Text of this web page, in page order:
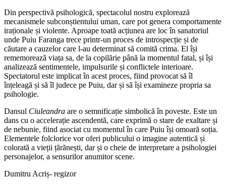
Din perspectivă psihologică, spectacolul nostru explorează
mecanismele subconștientului uman, care pot genera comportamente
iraționale și violente. Aproape toată acțiunea are loc în sanatoriul
unde Puiu Faranga trece printr-un proces de introspecție și de
căutare a cauzelor care l-au determinat să comită crima. El își
rememorează viața sa, de la copilărie până la momentul fatal, și își
analizează sentimentele, impulsurile și conflictele interioare.
Spectatorul este implicat în acest proces, fiind provocat să îl
înțeleagă și să îl judece pe Puiu, dar și să își examineze propria sa
psihologie.
Dansul Ciuleandra are o semnificație simbolică în poveste. Este un
dans cu o accelerație ascendentă, care exprimă o stare de exaltare și
de nebunie, fiind asociat cu momentul în care Puiu își omoară soția.
Elementele folclorice vor oferi publicului o imagine autentică și
colorată a vieții țărănești, dar și o cheie de interpretare a psihologiei
personajelor, a sensurilor anumitor scene.
Dumitru Acriș- regizor